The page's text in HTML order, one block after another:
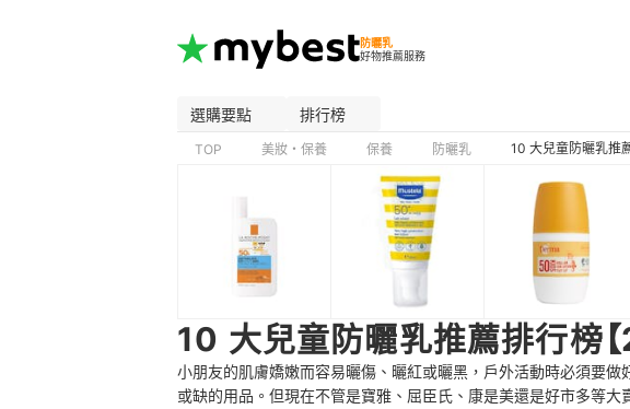
防曬乳
好物推薦服務
選購要點 排行榜
TOP 美妝・保養 保養 防曬乳 10 大兒童防曬乳推
10 大兒童防曬乳推薦排行榜【
小朋友的肌膚嬌嫩而容易曬傷、曬紅或曬黑，戶外活動時必須要
或缺的用品。但現在不管是寶雅、屈臣氏、康是美還是好市多等